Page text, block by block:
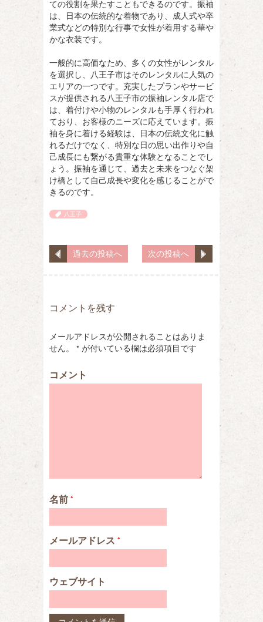
ての役割を果たすこともできるのです。振袖
は、日本の伝統的な着物であり、成人式や卒
業式などの特別な行事で女性が着用する華や
かな衣装です。
一般的に高価なため、多くの女性がレンタル
を選択し、八王子市はそのレンタルに人気の
エリアの一つです。充実したプランやサービ
スが提供される八王子市の振袖レンタル店で
は、着付けや小物のレンタルも手厚く行われ
ており、お客様のニーズに応えています。振
袖を身に着ける経験は、日本の伝統文化に触
れるだけでなく、特別な日の思い出作りや自
己成長にも繋がる貴重な体験となることでし
ょう。振袖を通じて、過去と未来をつなぐ架
け橋として自己成長や変化を感じることがで
きるのです。
八王子
過去の投稿へ 次の投稿へ
コメントを残す
メールアドレスが公開されることはありま
せん。
* が付いている欄は必須項目です
コメント
名前 *
メールアドレス *
ウェブサイト